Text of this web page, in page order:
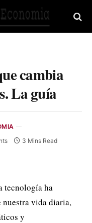
cambia
La guía
3 Mins Read
tecnología ha
nuestra vida diaria,
y